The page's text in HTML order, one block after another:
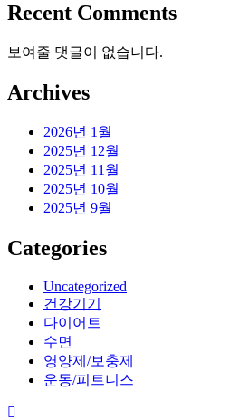
Recent Comments
보여줄 댓글이 없습니다.
Archives
2026년 1월
2025년 12월
2025년 11월
2025년 10월
2025년 9월
Categories
Uncategorized
건강기기
다이어트
수면
영양제/보충제
운동/피트니스